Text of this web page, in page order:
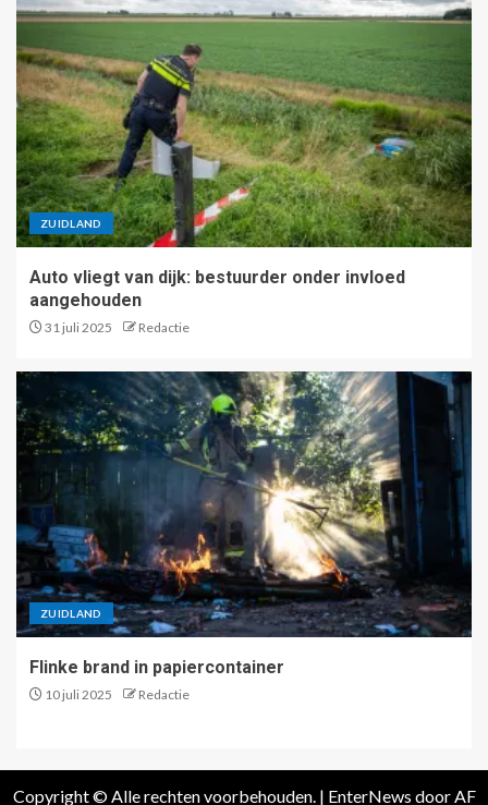
ZUIDLAND
Auto vliegt van dijk: bestuurder onder invloed
aangehouden
31 juli 2025 Redactie
ZUIDLAND
Flinke brand in papiercontainer
10 juli 2025 Redactie
Copyright © Alle rechten voorbehouden. | EnterNews door AF